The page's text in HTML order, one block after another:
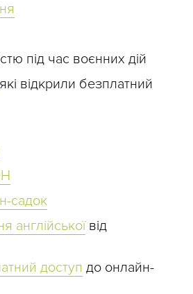
під час воєнних дій
відкрили безплатний
садок
англійськоївід
доступ до онлайн-